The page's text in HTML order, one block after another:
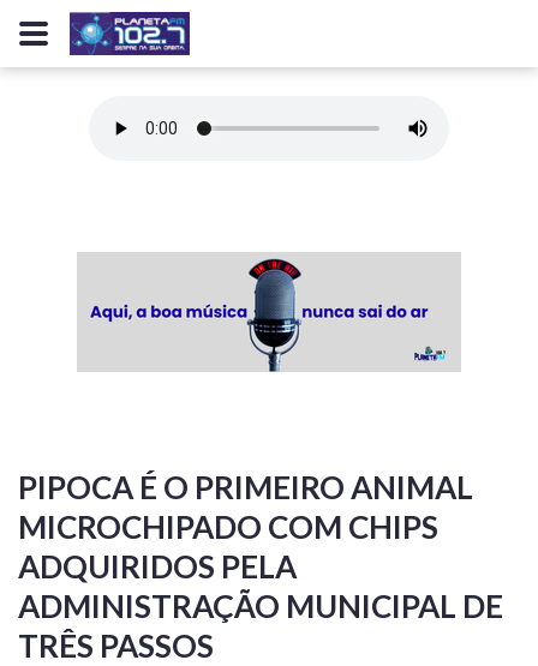
PIPOCA É O PRIMEIRO ANIMAL
MICROCHIPADO COM CHIPS
ADQUIRIDOS PELA
ADMINISTRAÇÃO MUNICIPAL DE
TRÊS PASSOS